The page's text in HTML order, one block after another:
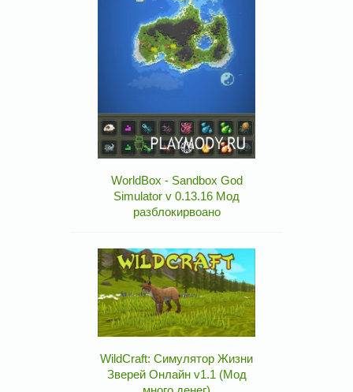
WorldBox - Sandbox God
Simulator v 0.13.16 Мод
разблокирвоано
WildCraft: Симулятор Жизни
Зверей Онлайн v1.1 (Мод